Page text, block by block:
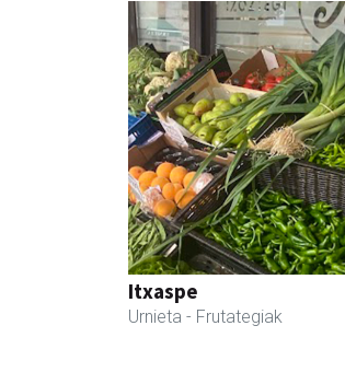
Itxaspe
Urnieta - Frutategiak